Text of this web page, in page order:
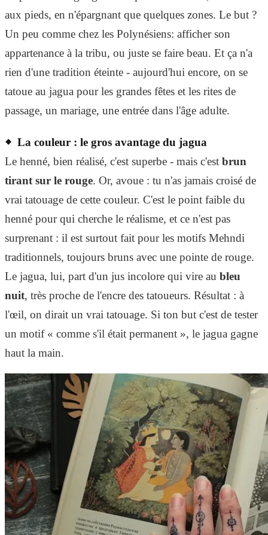
aux pieds, en n'épargnant que quelques zones. Le but ?
Un peu comme chez les Polynésiens: afficher son
appartenance à la tribu, ou juste se faire beau. Et ça n'a
rien d'une tradition éteinte - aujourd'hui encore, on se
tatoue au jagua pour les grandes fêtes et les rites de
passage, un mariage, une entrée dans l'âge adulte.
La couleur : le gros avantage du jagua
Le henné, bien réalisé, c'est superbe - mais c'est brun
tirant sur le rouge. Or, avoue : tu n'as jamais croisé de
vrai tatouage de cette couleur. C'est le point faible du
henné pour qui cherche le réalisme, et ce n'est pas
surprenant : il est surtout fait pour les motifs Mehndi
traditionnels, toujours bruns avec une pointe de rouge.
Le jagua, lui, part d'un jus incolore qui vire au bleu
nuit, très proche de l'encre des tatoueurs. Résultat : à
l'œil, on dirait un vrai tatouage. Si ton but c'est de tester
un motif « comme s'il était permanent », le jagua gagne
haut la main.